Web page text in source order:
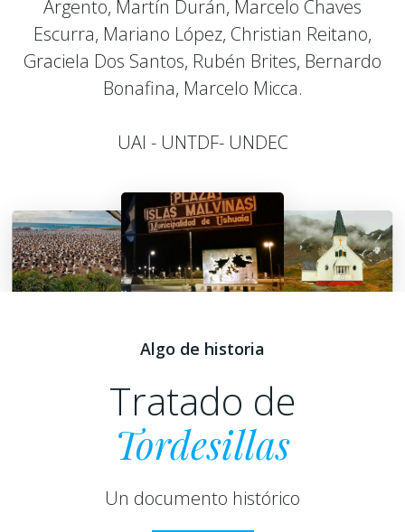
Argento, Martín Durán, Marcelo Chaves
Escurra, Mariano López, Christian Reitano,
Graciela Dos Santos, Rubén Brites, Bernardo
Bonafina, Marcelo Micca.
UAI - UNTDF- UNDEC
Algo de historia
Tratado de
Tordesillas
Un documento histórico